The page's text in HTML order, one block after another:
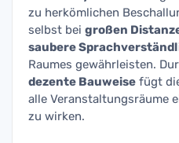
zu herkömlichen
selbst bei großen
saubere
Raumes gewährleisten.
dezente Bauweise fügt
alle Veranstaltungsräume
zu wirken.